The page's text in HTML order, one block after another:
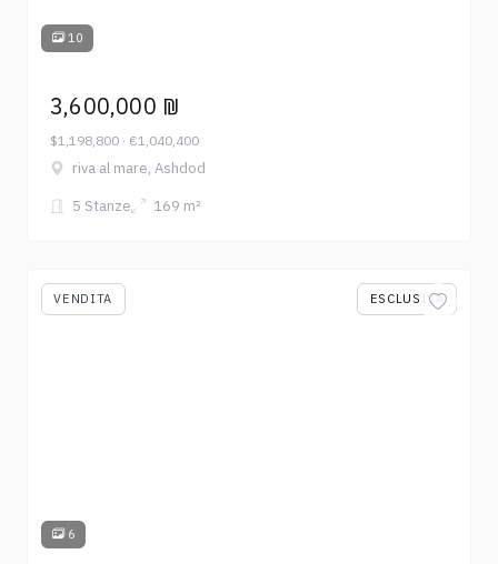
10
3,600,000 ₪
$1,198,800 · €1,040,400
riva al mare, Ashdod
5 Stanze
169 m²
VENDITA ESCLUSIVA
6